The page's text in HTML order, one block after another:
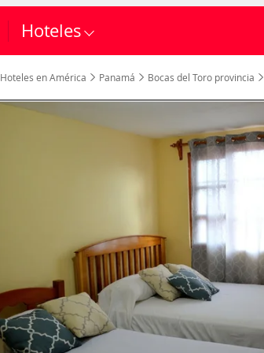
Hoteles
Hoteles en América Panamá Bocas del Toro provincia